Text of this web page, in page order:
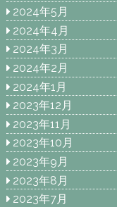
2024年5月
2024年4月
2024年3月
2024年2月
2024年1月
2023年12月
2023年11月
2023年10月
2023年9月
2023年8月
2023年7月